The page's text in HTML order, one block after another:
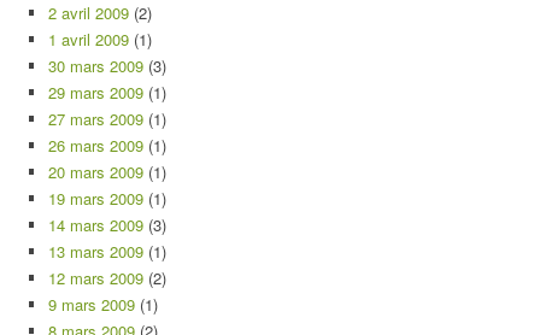
2 avril 2009 (2)
1 avril 2009 (1)
30 mars 2009 (3)
29 mars 2009 (1)
27 mars 2009 (1)
26 mars 2009 (1)
20 mars 2009 (1)
19 mars 2009 (1)
14 mars 2009 (3)
13 mars 2009 (1)
12 mars 2009 (2)
9 mars 2009 (1)